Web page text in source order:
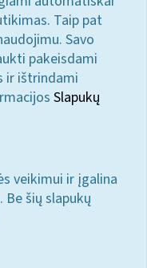
Taip pat
Savo
pakeisdami
ir ištrindami
Slapukų
veikimui ir įgalina
šių slapukų